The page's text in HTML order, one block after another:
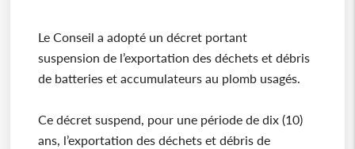
Le Conseil a adopté un décret portant
suspension de l’exportation des déchets et débris
de batteries et accumulateurs au plomb usagés.
Ce décret suspend, pour une période de dix (10)
ans, l’exportation des déchets et débris de